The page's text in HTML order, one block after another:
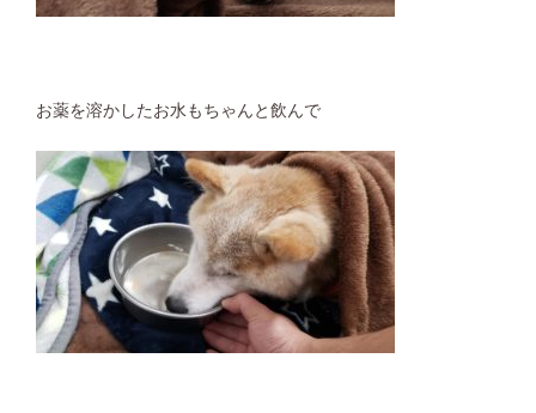
お薬を溶かしたお水もちゃんと飲んで